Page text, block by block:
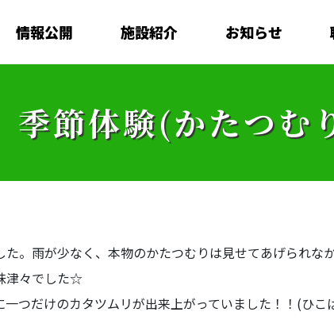
情報公開 施設紹介 お知らせ
節体験(かたつむ
。雨が少なく、本物のかたつむりは見せてあげられな
津々でした☆
つだけのカタツムリが出来上がっていました！！(ひこ